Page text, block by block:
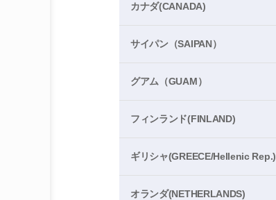
カナダ(CANADA)
サイパン（SAIPAN）
グアム（GUAM）
フィンランド(FINLAND)
ギリシャ(GREECE/Hellenic Rep.)
オランダ(NETHERLANDS)